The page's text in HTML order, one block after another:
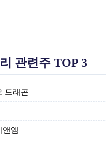
관련주 TOP 3
드래곤
앤엠